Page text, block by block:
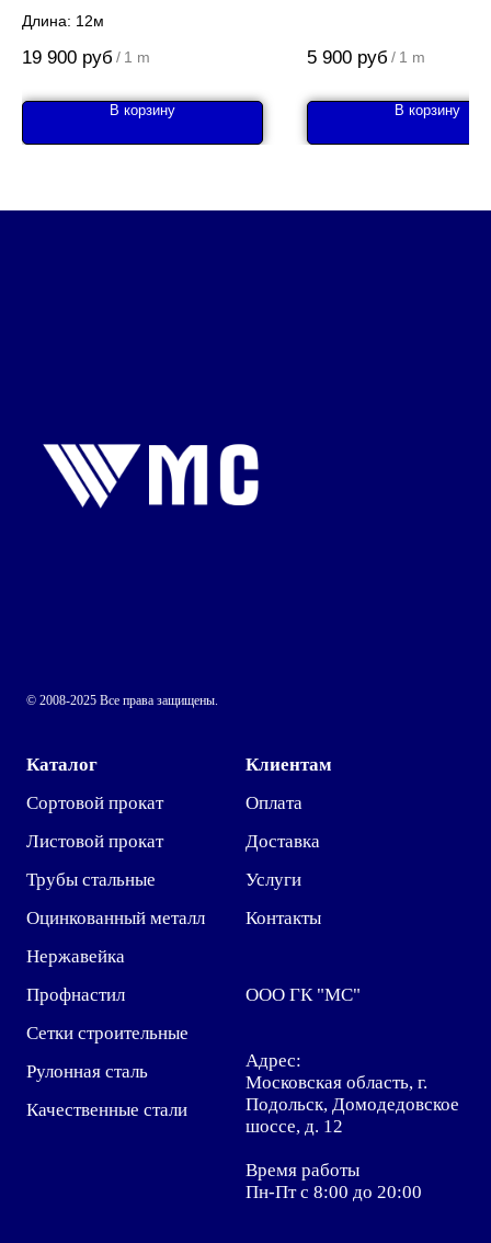
Длина: 12м
19 900 руб / 1 m
В корзину
5 900 руб / 1 m
В корзину
© 2008-2025 Все права защищены.
Каталог
Сортовой прокат
Листовой прокат
Трубы стальные
Оцинкованный металл
Нержавейка
Профнастил
Сетки строительные
Рулонная сталь
Качественные стали
Клиентам
Оплата
Доставка
Услуги
Контакты
ООО ГК "МС"
Адрес:
Московская область, г.
Подольск, Домодедовское
шоссе, д. 12
Время работы
Пн-Пт с 8:00 до 20:00